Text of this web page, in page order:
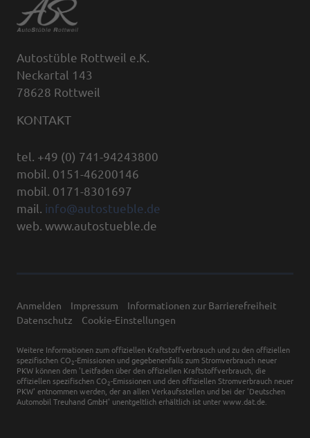
Autostüble Rottweil e.K.
Neckartal 143
78628 Rottweil
KONTAKT
tel. +49 (0) 741-94243800
mobil. 0151-46200146
mobil. 0171-8301697
mail. info@autostueble.de
web. www.autostueble.de
Anmelden Impressum
Informationen zur Barrierefreiheit
Datenschutz
Cookie-Einstellungen
Weitere Informationen zum offiziellen Kraftstoffverbrauch und zu den offiziellen
spezifischen CO 2-Emissionen und gegebenenfalls zum Stromverbrauch neuer
PKW können dem 'Leitfaden über den offiziellen Kraftstoffverbrauch, die
offiziellen spezifischen CO 2-Emissionen und den offiziellen Stromverbrauch neuer
PKW' entnommen werden, der an allen Verkaufsstellen und bei der 'Deutschen
Automobil Treuhand GmbH' unentgeltlich erhältlich ist unter www.dat.de.